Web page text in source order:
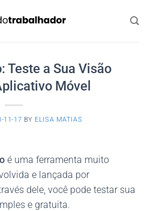
Teste a Sua Visão
Móvel
11-17 BY ELISA MATIAS
é uma ferramenta muito
e lançada por
dele, você pode testar sua
e gratuita.